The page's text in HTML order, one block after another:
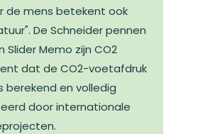
de mens betekent ook
De Schneider pennen
Slider Memo zijn CO2
dat de CO2-voetafdruk
berekend en volledig
door internationale